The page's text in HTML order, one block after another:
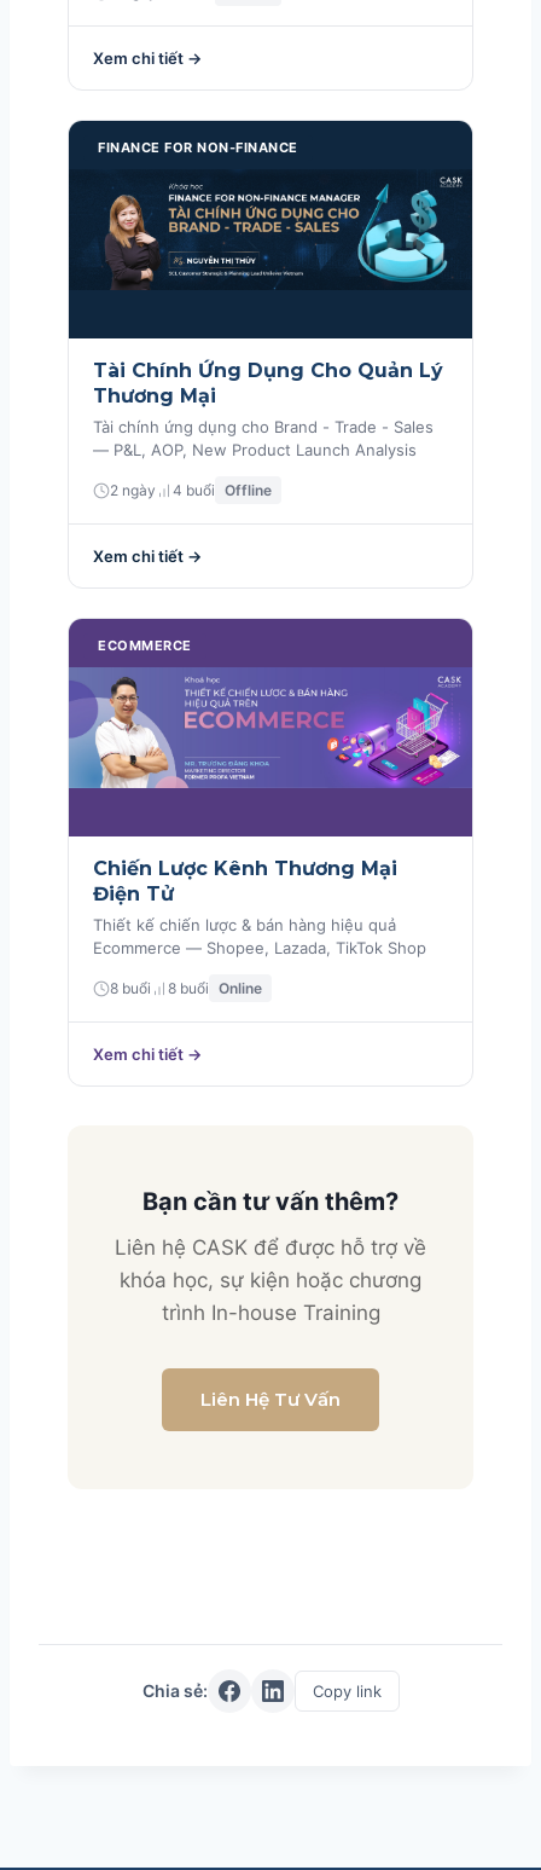
Xem chi tiết →
FINANCE FOR NON-FINANCE
Tài Chính Ứng Dụng Cho Quản Lý
Thương Mại
Tài chính ứng dụng cho Brand - Trade - Sales
— P&L, AOP, New Product Launch Analysis
2 ngày 4 buổi Offline
Xem chi tiết →
ECOMMERCE
Chiến Lược Kênh Thương Mại
Điện Tử
Thiết kế chiến lược & bán hàng hiệu quả
Ecommerce — Shopee, Lazada, TikTok Shop
8 buổi 8 buổi Online
Xem chi tiết →
Bạn cần tư vấn thêm?
Liên hệ CASK để được hỗ trợ về
khóa học, sự kiện hoặc chương
trình In-house Training
Liên Hệ Tư Vấn
Chia sẻ: Copy link